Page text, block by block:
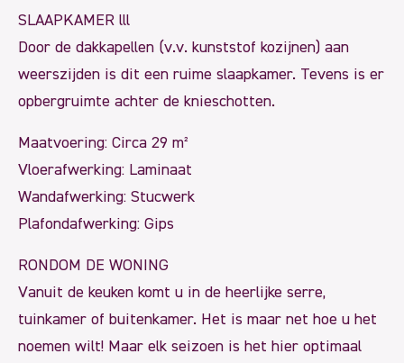
SLAAPKAMER lll
Door de dakkapellen (v.v. kunststof kozijnen) aan
weerszijden is dit een ruime slaapkamer. Tevens is er
opbergruimte achter de knieschotten.
Maatvoering: Circa 29 m²
Vloerafwerking: Laminaat
Wandafwerking: Stucwerk
Plafondafwerking: Gips
RONDOM DE WONING
Vanuit de keuken komt u in de heerlijke serre,
tuinkamer of buitenkamer. Het is maar net hoe u het
noemen wilt! Maar elk seizoen is het hier optimaal